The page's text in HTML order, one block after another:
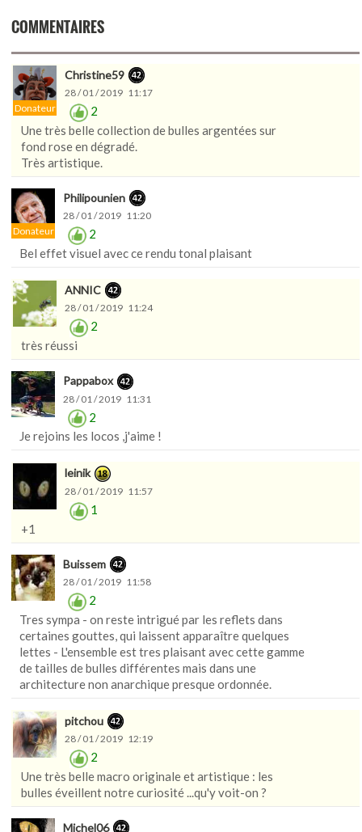
COMMENTAIRES
Donateur
Christine59
28 / 01 / 2019 11:17
2
Une très belle collection de bulles argentées sur
fond rose en dégradé.
Très artistique.
Donateur
Philipounien
28 / 01 / 2019 11:20
2
Bel effet visuel avec ce rendu tonal plaisant
ANNIC
28 / 01 / 2019 11:24
2
très réussi
Pappabox
28 / 01 / 2019 11:31
2
Je rejoins les locos ,j'aime !
leinik
28 / 01 / 2019 11:57
1
+1
Buissem
28 / 01 / 2019 11:58
2
Tres sympa - on reste intrigué par les reflets dans
certaines gouttes, qui laissent apparaître quelques
lettes - L'ensemble est tres plaisant avec cette gamme
de tailles de bulles différentes mais dans une
architecture non anarchique presque ordonnée.
pitchou
28 / 01 / 2019 12:19
2
Une très belle macro originale et artistique : les
bulles éveillent notre curiosité ...qu'y voit-on ?
Michel06